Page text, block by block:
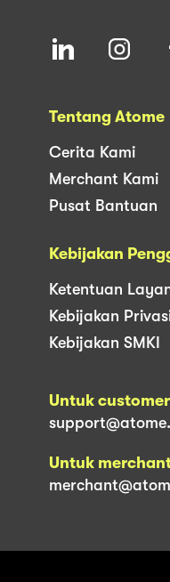
Tentang Atome
Cerita Kami
Merchant Kami
Pusat Bantuan
Kebijakan
Ketentuan
Kebijakan
Kebijakan SMKI
Untuk customer
Untuk